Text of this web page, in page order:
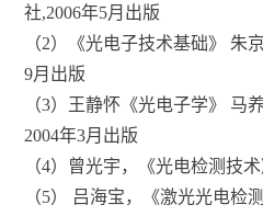
社,2006年5月出版
（2）《光电子技术基础》 朱
9月出版
（3）王静怀《光电子学》 马
2004年3月出版
（4）曾光宇，《光电检测技
（5） 吕海宝，《激光光电检